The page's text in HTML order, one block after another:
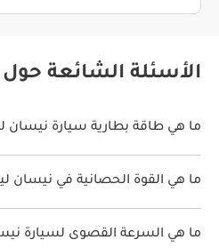
الأسئلة الشائعة
ما هي طاقة بطارية سيارة نيسان
طاقة بطارية سيارة نيسان ليف هي 40 كيلوواط/ساعة.
ما هي القوة الحصانية في نيسان
تنتج نيسان ليف قوة 148 حصان.
ما هي السرعة القصوى لسيارة